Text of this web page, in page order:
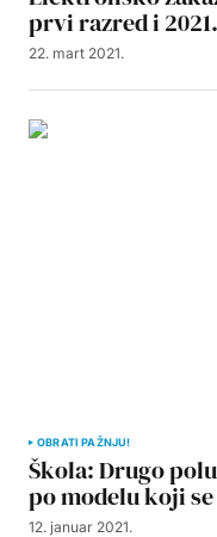
prvi razred i
22. mart 2021.
OBRATI PAŽNJU!
Škola: Drugo
po modelu koji
12. januar 2021.